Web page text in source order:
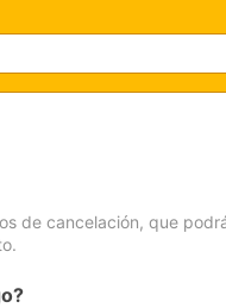
de cancelación, que